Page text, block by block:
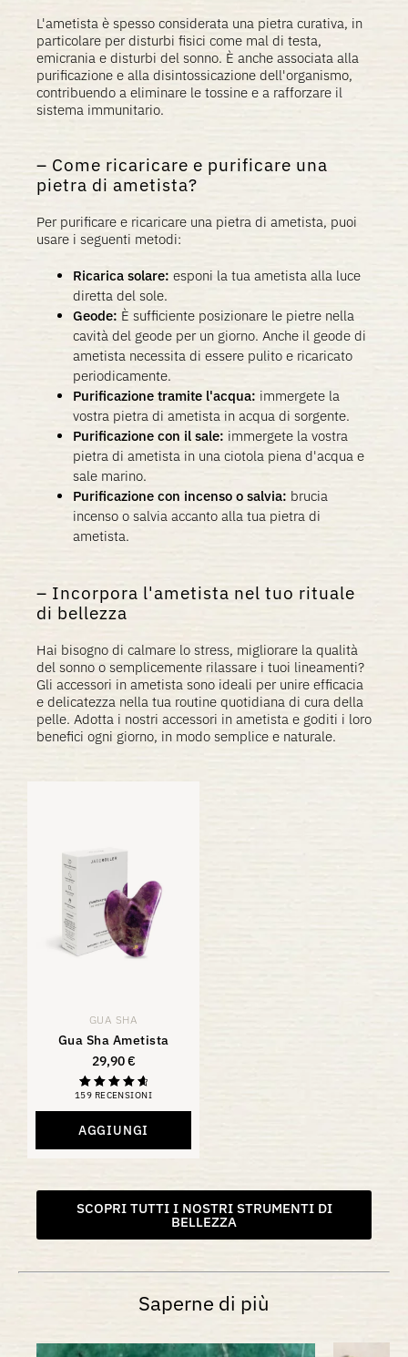
L'ametista è spesso considerata una pietra curativa, in
particolare per disturbi fisici come mal di testa,
emicrania e disturbi del sonno. È anche associata alla
purificazione e alla disintossicazione dell'organismo,
contribuendo a eliminare le tossine e a rafforzare il
sistema immunitario.
Come ricaricare e purificare una
pietra di ametista?
Per purificare e ricaricare una pietra di ametista, puoi
usare i seguenti metodi:
Ricarica solare: esponi la tua ametista alla luce
diretta del sole.
Geode: È sufficiente posizionare le pietre nella
cavità del geode per un giorno. Anche il geode di
ametista necessita di essere pulito e ricaricato
periodicamente.
Purificazione tramite l'acqua: immergete la
vostra pietra di ametista in acqua di sorgente.
Purificazione con il sale: immergete la vostra
pietra di ametista in una ciotola piena d'acqua e
sale marino.
Purificazione con incenso o salvia: brucia
incenso o salvia accanto alla tua pietra di
ametista.
Incorpora l'ametista nel tuo rituale
di bellezza
Hai bisogno di calmare lo stress, migliorare la qualità
del sonno o semplicemente rilassare i tuoi lineamenti?
Gli accessori in ametista sono ideali per unire efficacia
e delicatezza nella tua routine quotidiana di cura della
pelle. Adotta i nostri accessori in ametista e goditi i loro
benefici ogni giorno, in modo semplice e naturale.
GUA SHA
Gua Sha Ametista
29,90€
159 RECENSIONI
Valutazione
AGGIUNGI
SCOPRI TUTTI I NOSTRI STRUMENTI DI
BELLEZZA
Saperne di più